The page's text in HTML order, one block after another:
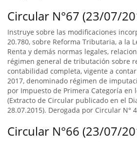
Circular N°67 (23/07/
Instruye sobre las modificaciones
20.780, sobre Reforma Tributaria, a la
Renta y demás normas legales,
régimen general de tributación sobre
contabilidad completa, vigente a
2017, denominado régimen de
por Impuesto de Primera Categoría en
(Extracto de Circular publicado en el
28.07.2015). Derogada por Circular N°
Circular N°66 (23/07/